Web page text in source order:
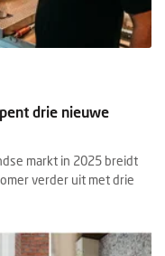
drie nieuwe
markt in 2025 breidt
verder uit met drie